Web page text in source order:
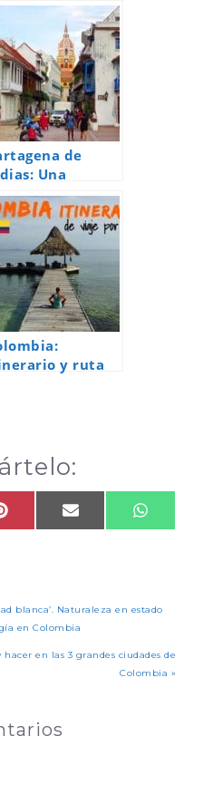
de
Una
de
en
y ruta
blanca’. Naturaleza en estado
en Colombia
en las 3 grandes ciudades de
Colombia »